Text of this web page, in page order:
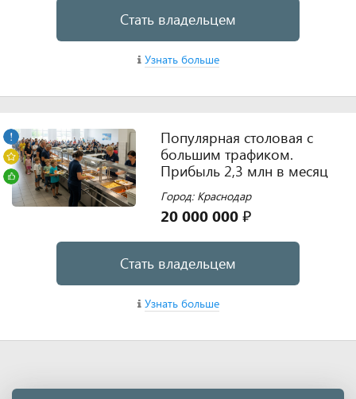
Стать владельцем
Узнать больше
Популярная столовая с
большим трафиком.
Прибыль 2,3 млн в месяц
Город: Краснодар
20 000 000 ₽
Стать владельцем
Узнать больше